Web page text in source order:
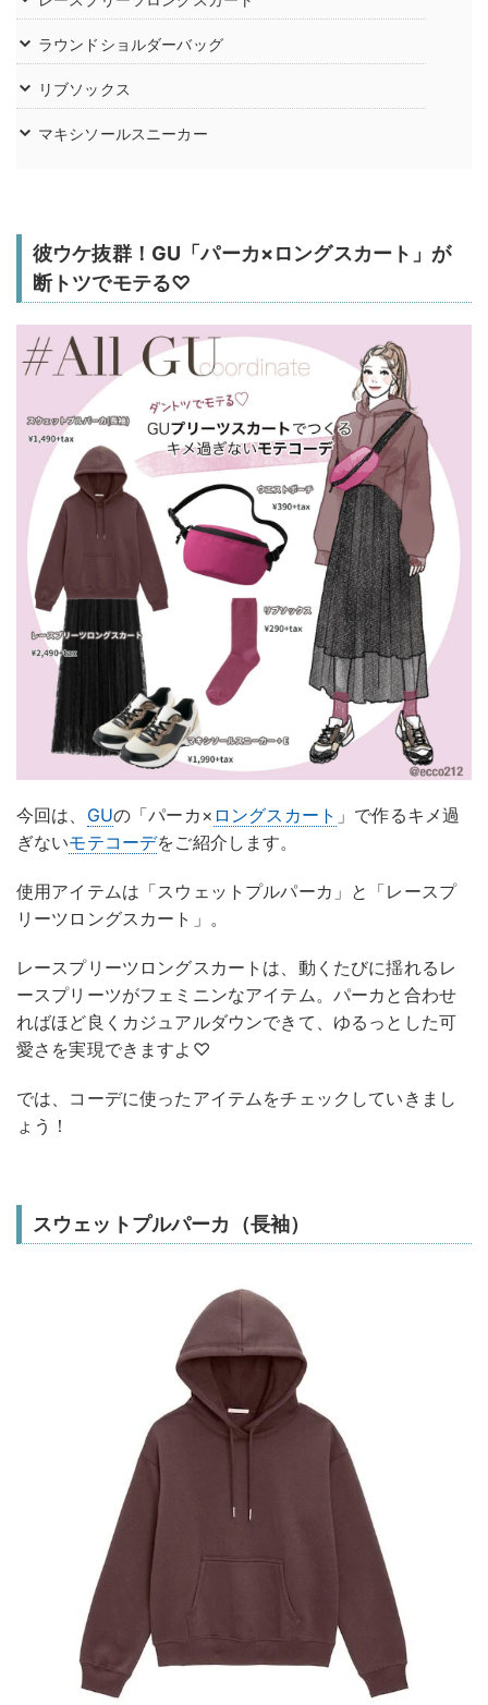
ラウンドショルダーバッグ
リブソックス
マキシソールスニーカー
彼ウケ抜群！GU「パーカ×ロングスカート」が
断トツでモテる♡
今回は、 GUの「パーカ× ロングスカート 」で作るキメ過
ぎないモテコーデをご紹介します。
使用アイテムは「スウェットプルパーカ」と「レースプ
リーツロングスカート」。
レースプリーツロングスカートは、動くたびに揺れるレ
ースプリーツがフェミニンなアイテム。パーカと合わせ
ればほど良くカジュアルダウンできて、ゆるっとした可
愛さを実現できますよ♡
では、コーデに使ったアイテムをチェックしていきまし
ょう！
スウェットプルパーカ（長袖）